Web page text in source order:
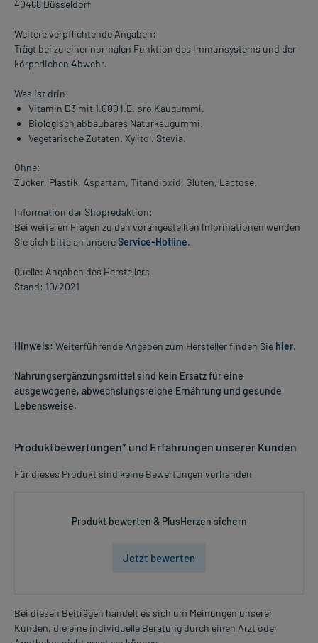
40468 Düsseldorf
Weitere verpflichtende Angaben:
Trägt bei zu einer normalen Funktion des Immunsystems und der
körperlichen Abwehr.
Was ist drin:
Vitamin D3 mit 1.000 I.E. pro Kaugummi.
Biologisch abbaubares Naturkaugummi.
Vegetarische Zutaten. Xylitol. Stevia.
Ohne:
Zucker, Plastik, Aspartam, Titandioxid, Gluten, Lactose.
Information der Shopredaktion:
Bei weiteren Fragen zu den vorangestellten Informationen wenden
Sie sich bitte an unsereService-Hotline.
Quelle: Angaben des Herstellers
Stand: 10/2021
Hinweis: Weiterführende Angaben zum Hersteller finden Sie hier.
Nahrungsergänzungsmittel sind kein Ersatz für eine
ausgewogene, abwechslungsreiche Ernährung und gesunde
Lebensweise.
Produktbewertungen* und Erfahrungen unserer Kunden
Für dieses Produkt sind keine Bewertungen vorhanden
Produkt bewerten & PlusHerzen sichern
Jetzt bewerten
Bei diesen Beiträgen handelt es sich um Meinungen unserer
Kunden, die eine individuelle Beratung durch einen Arzt oder